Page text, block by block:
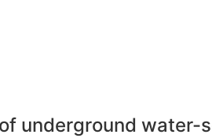
underground water-